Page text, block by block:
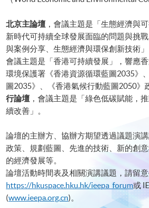
北京主論壇，會議主題是「生態經濟與可
新時代可持續全球發展面臨的問題與挑
與案例分享、生態經濟與環保創新技術」
會議主題是「香港可持續發展」，響應
環境保護署《香港資源循環藍圖2035》
圖2035》、《香港氣候行動藍圖2050》
行論壇，會議主題是「綠色低碳賦能，
續改善」。
論壇的主辦方、協辦方期望透過議題演
政策、規劃藍圖、先進的技術、新的創
的經濟發展等。
論壇活動時間表及相關演講議題，請留意
https://hkuspace.hku.hk/ieepa_forum或
(www.ieepa.org.cn)。